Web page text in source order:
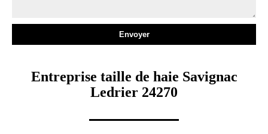
Entreprise taille de haie Savignac
Ledrier 24270